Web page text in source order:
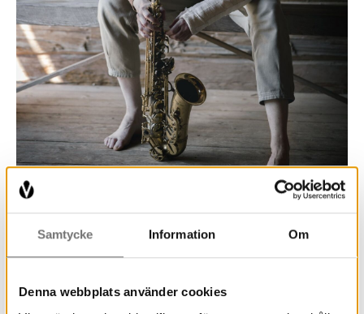
Samtycke Information Om
Denna webbplats använder cookies
Erika Lindholm
Erika Lindholm